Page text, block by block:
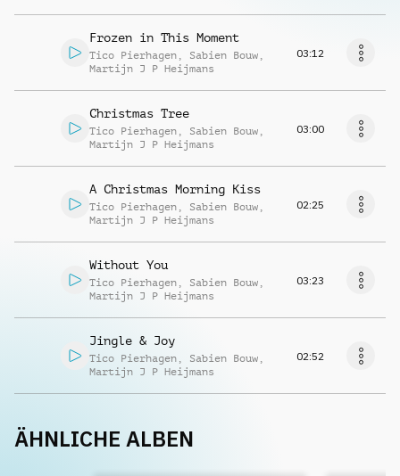
Frozen in This Moment
Tico Pierhagen , Sabien Bouw ,
Martijn J P Heijmans
03:12
Christmas Tree
Tico Pierhagen , Sabien Bouw ,
Martijn J P Heijmans
03:00
A Christmas Morning Kiss
Tico Pierhagen , Sabien Bouw ,
Martijn J P Heijmans
02:25
Without You
Tico Pierhagen , Sabien Bouw ,
Martijn J P Heijmans
03:23
Jingle & Joy
Tico Pierhagen , Sabien Bouw ,
Martijn J P Heijmans
02:52
ÄHNLICHE ALBEN